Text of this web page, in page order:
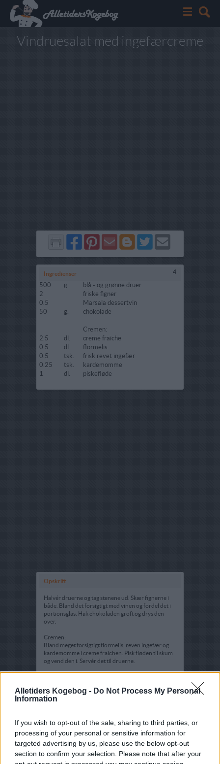
Alletiders Kogebog - Do Not Process My Personal
Information
If you wish to opt-out of the sale, sharing to third parties, or
processing of your personal or sensitive information for
targeted advertising by us, please use the below opt-out
section to confirm your selection. Please note that after your
Vindruesalat med ingefærcreme
Del
på
Facebook
Del
på
Pinterest
Send
via
GMail
Del
på
Blogger
Del
på
Twitter
Send
Ingredienser 4
500 g.
blå - og grønne druer
2
friske figner
0.5
Marsala dessertvin
50
g. chokolade
Cremen:
2.5
dl.
creme fraiche
0.5
dl.
flormelis
0.5
tsk.
frisk revet ingefær
0.25
tsk.
kardemomme
1
dl. piskefløde
Opskrift
Halvér druerne og tag stenene ud. Skær fignerne i
både. Bland det forsigtigt med vinen og fordel det i
portionsglas. Hak chokoladen groft og drys den
over.
Cremen:
Bland meget forsigtigt flormelis, reven ingefær og
kardemomme i creme fraichen. Pisk fløden til skum
og vend den i. Servér det til druerne.